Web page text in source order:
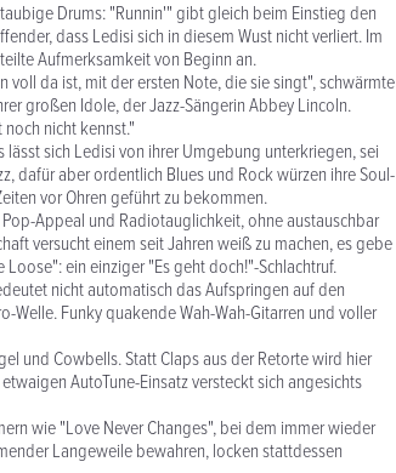
Drums: "Runnin'" gibt gleich beim Einstieg den
dass Ledisi sich in diesem Wust nicht verliert. Im
Aufmerksamkeit von Beginn an.
voll da ist, mit der ersten Note, die sie singt", schwärmte
großen Idole, der Jazz-Sängerin Abbey Lincoln.
nicht kennst."
sich Ledisi von ihrer Umgebung unterkriegen, sei
dafür aber ordentlich Blues und Rock würzen ihre Soul-
vor Ohren geführt zu bekommen.
Appeal und Radiotauglichkeit, ohne austauschbar
versucht einem seit Jahren weiß zu machen, es gebe
ein einziger "Es geht doch!"-Schlachtruf.
nicht automatisch das Aufspringen auf den
Welle. Funky quakende Wah-Wah-Gitarren und voller
und Cowbells. Statt Claps aus der Retorte wird hier
AutoTune-Einsatz versteckt sich angesichts
wie "Love Never Changes", bei dem immer wieder
Langeweile bewahren, locken stattdessen